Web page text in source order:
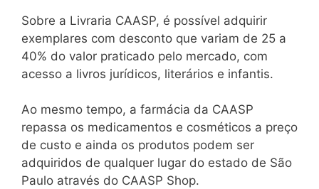
Sobre a Livraria CAASP, é possível adquirir
exemplares com desconto que variam de 25 a
40% do valor praticado pelo mercado, com
acesso a livros jurídicos, literários e infantis.
Ao mesmo tempo, a farmácia da CAASP
repassa os medicamentos e cosméticos a preço
de custo e ainda os produtos podem ser
adquiridos de qualquer lugar do estado de São
Paulo através do CAASP Shop.